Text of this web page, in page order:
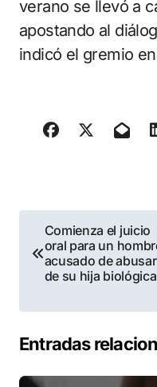
verano se llevó a
apostando al
indicó el gremio
Navegación
de
Comienza el juicio
oral para un
acusado de abusar
de su hija biológica
Entradas